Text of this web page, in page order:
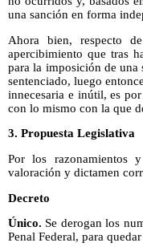
una sanción en forma
Ahora bien, respecto
apercibimiento que tras
para la imposición de
sentenciado, luego
innecesaria e inútil, es
con lo mismo con la que
3. Propuesta Legislativa
Por los razonamientos
valoración y dictamen
Decreto
Único. Se derogan los
Penal Federal, para